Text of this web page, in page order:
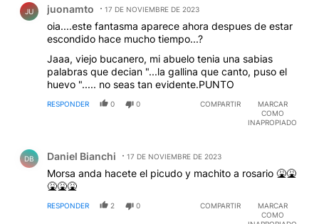
JU juonamto 17 DE NOVIEMBRE DE 2023
oia....este fantasma aparece ahora despues de estar
escondido hace mucho tiempo...?
Jaaa, viejo bucanero, mi abuelo tenia una sabias
palabras que decian "...la gallina que canto, puso el
huevo "..... no seas tan evidente.PUNTO
RESPONDER 0 0 COMPARTIR
MARCAR
COMO
INAPROPIADO
DB Daniel Bianchi 17 DE NOVIEMBRE DE 2023
Morsa anda hacete el picudo y machito a rosario 🤮🤮
🤮🤮🤮
RESPONDER 2 0 COMPARTIR
MARCAR
COMO